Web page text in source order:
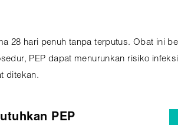
28 hari penuh tanpa terputus. Obat ini
PEP dapat menurunkan risiko
ditekan.
PEP